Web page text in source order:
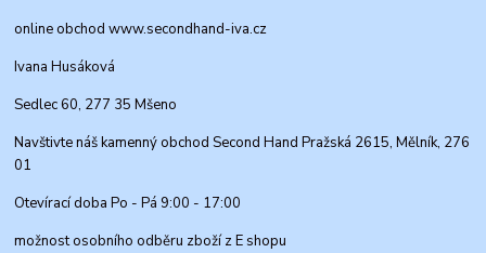
online obchod www.secondhand-iva.cz
Ivana Husáková
Sedlec 60, 277 35 Mšeno
Navštivte náš kamenný obchod Second Hand Pražská 2615, Mělník, 276
01
Otevírací doba Po - Pá 9:00 - 17:00
možnost osobního odběru zboží z E shopu